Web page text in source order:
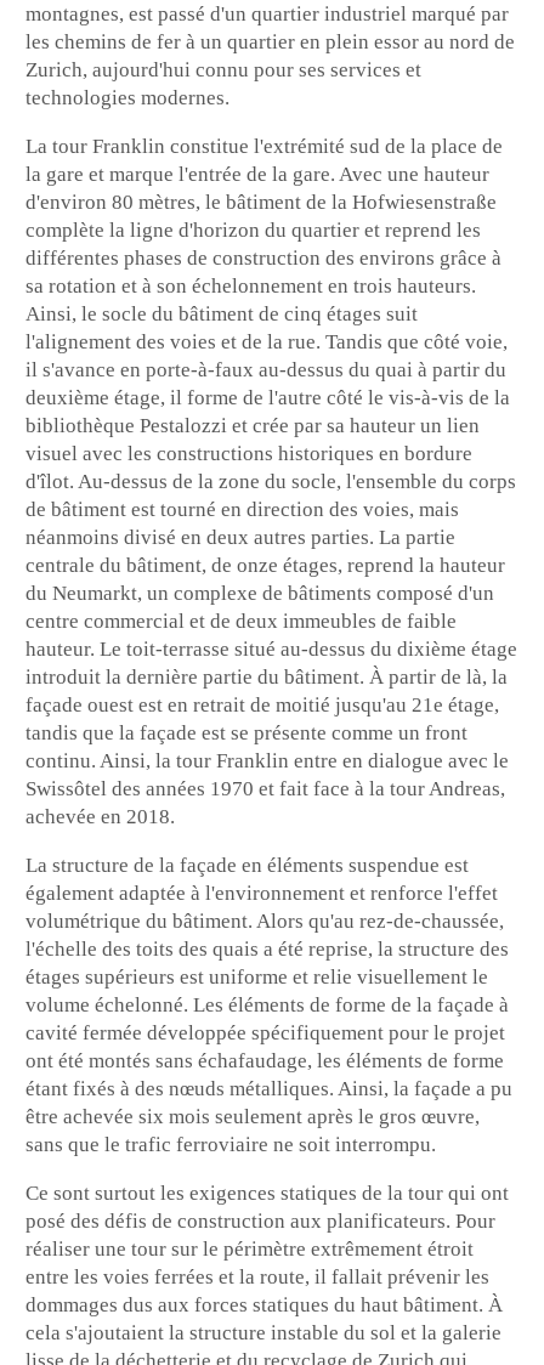
montagnes, est passé d'un quartier industriel marqué par
les chemins de fer à un quartier en plein essor au nord de
Zurich, aujourd'hui connu pour ses services et
technologies modernes.
La tour Franklin constitue l'extrémité sud de la place de
la gare et marque l'entrée de la gare. Avec une hauteur
d'environ 80 mètres, le bâtiment de la Hofwiesenstraße
complète la ligne d'horizon du quartier et reprend les
différentes phases de construction des environs grâce à
sa rotation et à son échelonnement en trois hauteurs.
Ainsi, le socle du bâtiment de cinq étages suit
l'alignement des voies et de la rue. Tandis que côté voie,
il s'avance en porte-à-faux au-dessus du quai à partir du
deuxième étage, il forme de l'autre côté le vis-à-vis de la
bibliothèque Pestalozzi et crée par sa hauteur un lien
visuel avec les constructions historiques en bordure
d'îlot. Au-dessus de la zone du socle, l'ensemble du corps
de bâtiment est tourné en direction des voies, mais
néanmoins divisé en deux autres parties. La partie
centrale du bâtiment, de onze étages, reprend la hauteur
du Neumarkt, un complexe de bâtiments composé d'un
centre commercial et de deux immeubles de faible
hauteur. Le toit-terrasse situé au-dessus du dixième étage
introduit la dernière partie du bâtiment. À partir de là, la
façade ouest est en retrait de moitié jusqu'au 21e étage,
tandis que la façade est se présente comme un front
continu. Ainsi, la tour Franklin entre en dialogue avec le
Swissôtel des années 1970 et fait face à la tour Andreas,
achevée en 2018.
La structure de la façade en éléments suspendue est
également adaptée à l'environnement et renforce l'effet
volumétrique du bâtiment. Alors qu'au rez-de-chaussée,
l'échelle des toits des quais a été reprise, la structure des
étages supérieurs est uniforme et relie visuellement le
volume échelonné. Les éléments de forme de la façade à
cavité fermée développée spécifiquement pour le projet
ont été montés sans échafaudage, les éléments de forme
étant fixés à des nœuds métalliques. Ainsi, la façade a pu
être achevée six mois seulement après le gros œuvre,
sans que le trafic ferroviaire ne soit interrompu.
Ce sont surtout les exigences statiques de la tour qui ont
posé des défis de construction aux planificateurs. Pour
réaliser une tour sur le périmètre extrêmement étroit
entre les voies ferrées et la route, il fallait prévenir les
dommages dus aux forces statiques du haut bâtiment. À
cela s'ajoutaient la structure instable du sol et la galerie